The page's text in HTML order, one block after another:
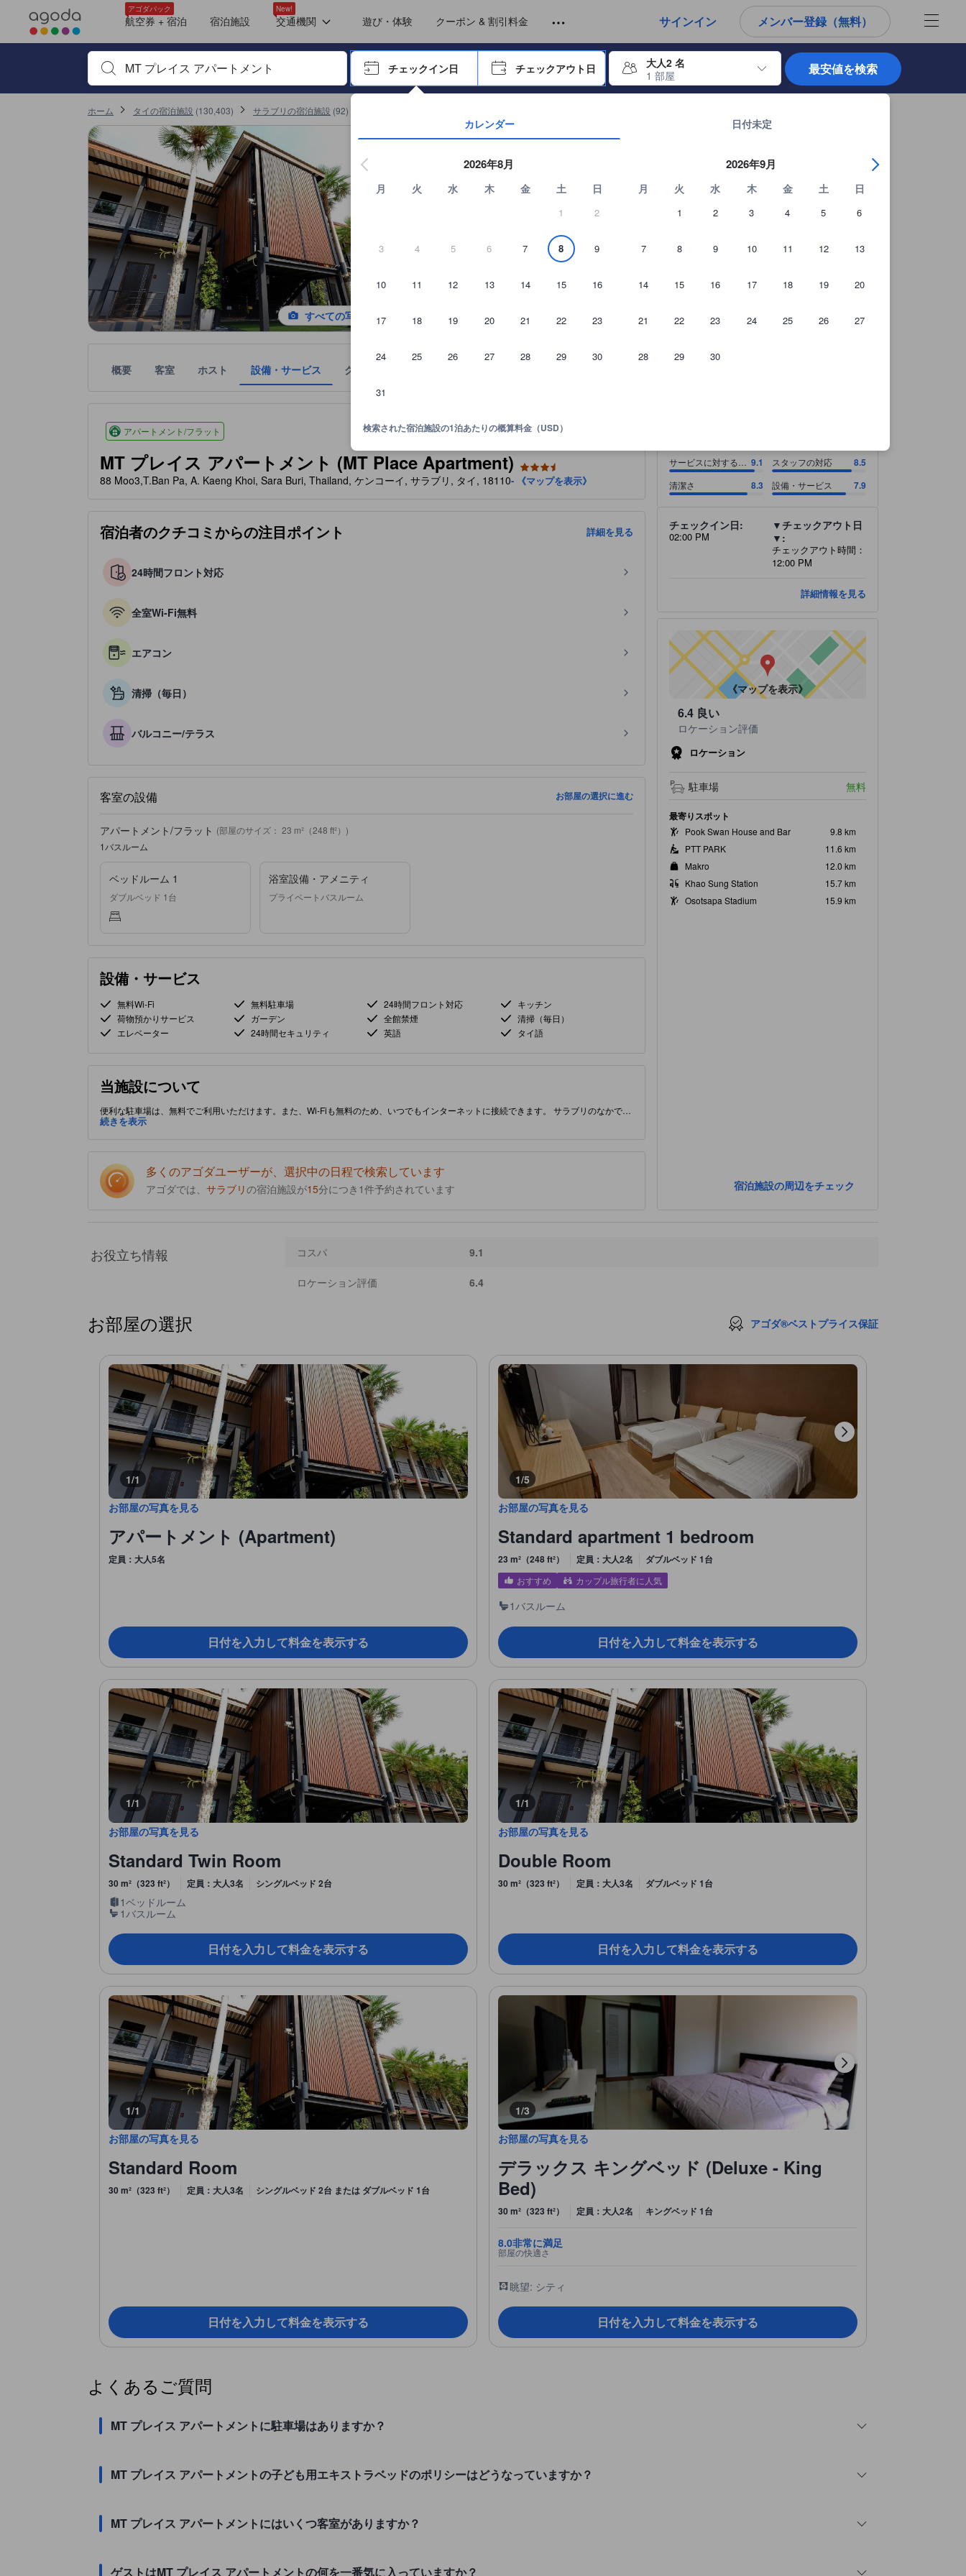
アゴダパック
航空券 + 宿泊 宿泊施設
New!
交通機関 遊び・体験 クーポン & 割引料金 サインイン メンバー登録（無料）
宿泊施設名やキーワードを入力し、矢印キーやタブキーで進み、エンターキーを押して内容を確定して、検索します。
チェックイン日 チェックアウト日
大人2 名
1 部屋
エンターキーを押して日付選択画面の操作を開始します。方向キーを使用して、チェックイン日とチェックアウト日を移動します。エンターキ
カレンダー 日付未定
2026年8月
月 火 水 木 金 土 日
1 2
3 4 5 6 7 8 9
10 11 12 13 14 15 16
17 18 19 20 21 22 23
24 25 26 27 28 29 30
31
2026年9月
月 火 水 木 金 土 日
1 2 3 4 5 6
7 8 9 10 11 12 13
14 15 16 17 18 19 20
21 22 23 24 25 26 27
28 29 30
検索された宿泊施設の1泊あたりの概算料金（USD）
最安値を検索
ホーム タイの宿泊施設 (130,403) サラブリの宿泊施設 (92)
すべての写真を見る
概要 客室 ホスト 設備・サービス クチコミ
アパートメント/フラット
MT プレイス アパートメント (MT Place Apartment)
88 Moo3,T.Ban Pa, A. Kaeng Khoi, Sara Buri, Thailand, ケンコーイ, サラブリ, タイ, 18110- 《マップを表示》
宿泊者のクチコミからの注目ポイント 詳細を見る
24時間フロント対応
全室Wi-Fi無料
エアコン
清掃（毎日）
バルコニー/テラス
客室の設備 お部屋の選択に進む
アパートメント/フラット (部屋のサイズ： 23 m²（248 ft²）)
1バスルーム
ベッドルーム 1
ダブルベッド 1台
浴室設備・アメニティ
プライベートバスルーム
設備・サービス
無料Wi-Fi 無料駐車場 24時間フロント対応
キッチン
荷物預かりサービス
ガーデン 全館禁煙
清掃（毎日）
エレベーター
24時間セキュリティ 英語 タイ語
当施設について
便利な駐車場は、無料でご利用いただけます。また、Wi-Fiも無料のため、いつでもインターネットに接続できます。 サラブリのなかでも
便利なケンコーイに位置しており、観光名所や食事処に近い場所にあります。 星評価4.0の当施設には、ご滞在の質と満足感を向上させる
ための設備が満載です。
続きを表示
多くのアゴダユーザーが、選択中の日程で検索しています
アゴダでは、 サラブリの宿泊施設が15分につき1件予約されています
サービスに対する料
金
9.1 スタッフの対応 8.5
清潔さ 8.3 設備・サービス 7.9
チェックイン日:
02:00 PM
▼チェックアウト日
▼:
チェックアウト時間：
12:00 PM
詳細情報を見る
《マップを表示》
6.4 良い
ロケーション評価
ロケーション
駐車場 無料
最寄りスポット
Pook Swan House and Bar
9.8 km
PTT PARK
11.6 km
Makro
12.0 km
Khao Sung Station
15.7 km
Osotsapa Stadium
15.9 km
宿泊施設の周辺をチェック
お役立ち情報 コスパ 9.1
ロケーション評価 6.4
お部屋の選択 アゴダ®ベストプライス保証
1/1
お部屋の写真を見る
アパートメント (Apartment)
アパートメント (Apartment)
定員：大人5名
日付を入力して料金を表示する
1/5
お部屋の写真を見る
Standard apartment 1 bedroom
Standard apartment 1 bedroom
23 m²（248 ft²） 定員：大人2名 ダブルベッド 1台
おすすめ カップル旅行者に人気
1バスルーム
日付を入力して料金を表示する
1/1
お部屋の写真を見る
Standard Twin Room
Standard Twin Room
30 m²（323 ft²） 定員：大人3名 シングルベッド 2台
1ベッドルーム
1バスルーム
日付を入力して料金を表示する
1/1
お部屋の写真を見る
Double Room
30 m²（323 ft²） 定員：大人3名 ダブルベッド 1台
日付を入力して料金を表示する
1/1
お部屋の写真を見る
Standard Room
30 m²（323 ft²） 定員：大人3名 シングルベッド 2台 または ダブルベッド 1台
日付を入力して料金を表示する
1/3
お部屋の写真を見る
デラックス キングベッド (Deluxe - King
Bed)
デラックス キングベッド (Deluxe - King Bed)
30 m²（323 ft²） 定員：大人2名 キングベッド 1台
8.0非常に満足
部屋の快適さ
眺望: シティ
日付を入力して料金を表示する
よくあるご質問
MT プレイス アパートメントに駐車場はありますか？
MT プレイス アパートメントの子ども用エキストラベッドのポリシーはどうなっていますか？
MT プレイス アパートメントにはいくつ客室がありますか？
ゲストはMT プレイス アパートメントの何を一番気に入っていますか？
アゴダに掲載されているクチコミは実際に予約をし、宿泊を終えたゲストから提供されています。実際の経験に基づいた内容であるため、これから宿泊選びをされるユーザーにとっても参考となる信頼できる情報
施設の状態/清潔さスコア 10点満点中8.3点 サラブリにおける高スコア
施設・設備スコア 10点満点中7.9点 サラブリにおける高スコア
ロケーションスコア 10点満点中6.4点 サラブリにおける高スコア
お部屋の快適さ・クオリティスコア 10点満点中6点 サラブリにおける高スコア
サービススコア 10点満点中8.5点 サラブリにおける高スコア
コスパスコア 10点満点中9.1点 サラブリにおける高スコア
移動先はクチコミページ 1
移動先はクチコミページ 1